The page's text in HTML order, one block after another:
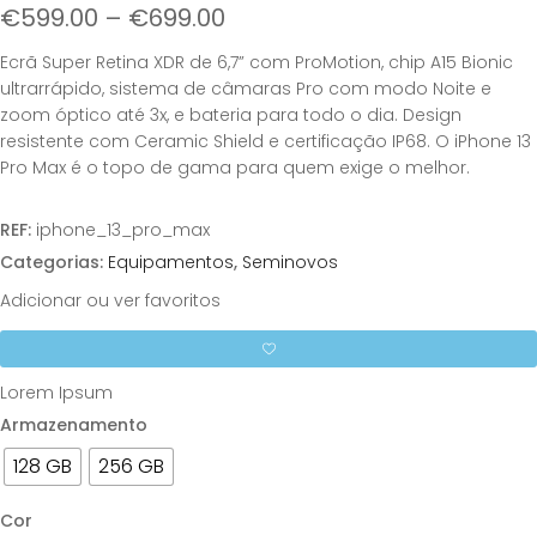
€599.00 – €699.00
Ecrã Super Retina XDR de 6,7” com ProMotion, chip A15 Bionic
ultrarrápido, sistema de câmaras Pro com modo Noite e
zoom óptico até 3x, e bateria para todo o dia. Design
resistente com Ceramic Shield e certificação IP68. O iPhone 13
Pro Max é o topo de gama para quem exige o melhor.
REF: iphone_13_pro_max
Categorias: Equipamentos, Seminovos
Adicionar ou ver favoritos
Lorem Ipsum
Armazenamento
128 GB 256 GB
Cor